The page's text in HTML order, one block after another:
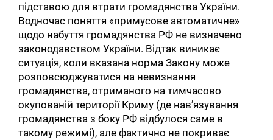
підставою для втрати громадянства України.
Водночас поняття «примусове автоматичне»
щодо набуття громадянства РФ не визначено
законодавством України. Відтак виникає
ситуація, коли вказана норма Закону може
розповсюджуватися на невизнання
громадянства, отриманого на тимчасово
окупованій території Криму (де нав’язування
громадянства з боку РФ відбулося саме в
такому режимі), але фактично не покриває